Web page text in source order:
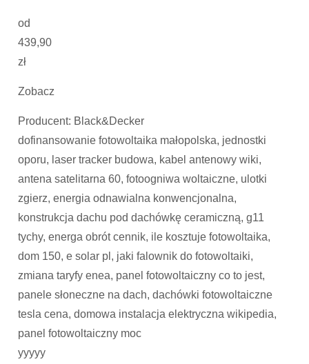
od
439,90
zł
Zobacz
Producent: Black&Decker
dofinansowanie fotowoltaika małopolska, jednostki
oporu, laser tracker budowa, kabel antenowy wiki,
antena satelitarna 60, fotoogniwa woltaiczne, ulotki
zgierz, energia odnawialna konwencjonalna,
konstrukcja dachu pod dachówkę ceramiczną, g11
tychy, energa obrót cennik, ile kosztuje fotowoltaika,
dom 150, e solar pl, jaki falownik do fotowoltaiki,
zmiana taryfy enea, panel fotowoltaiczny co to jest,
panele słoneczne na dach, dachówki fotowoltaiczne
tesla cena, domowa instalacja elektryczna wikipedia,
panel fotowoltaiczny moc
yyyyy